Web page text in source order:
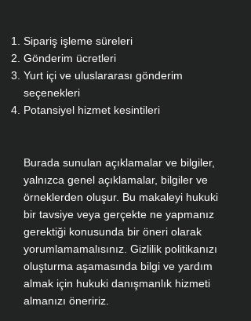
Sipariş işleme süreleri
Gönderim ücretleri
Yurt içi ve uluslararası gönderim
seçenekleri
Potansiyel hizmet kesintileri
Burada sunulan açıklamalar ve bilgiler,
yalnızca genel açıklamalar, bilgiler ve
örneklerden oluşur. Bu makaleyi hukuki
bir tavsiye veya gerçekte ne yapmanız
gerektiği konusunda bir öneri olarak
yorumlamamalısınız. Gizlilik politikanızı
oluşturma aşamasında bilgi ve yardım
almak için hukuki danışmanlık hizmeti
almanızı öneririz.